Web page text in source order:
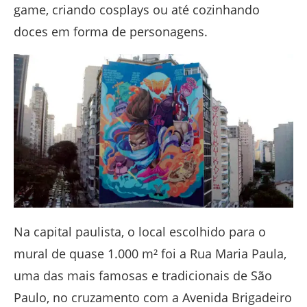
game, criando cosplays ou até cozinhando
doces em forma de personagens.
Na capital paulista, o local escolhido para o
mural de quase 1.000 m² foi a Rua Maria Paula,
uma das mais famosas e tradicionais de São
Paulo, no cruzamento com a Avenida Brigadeiro